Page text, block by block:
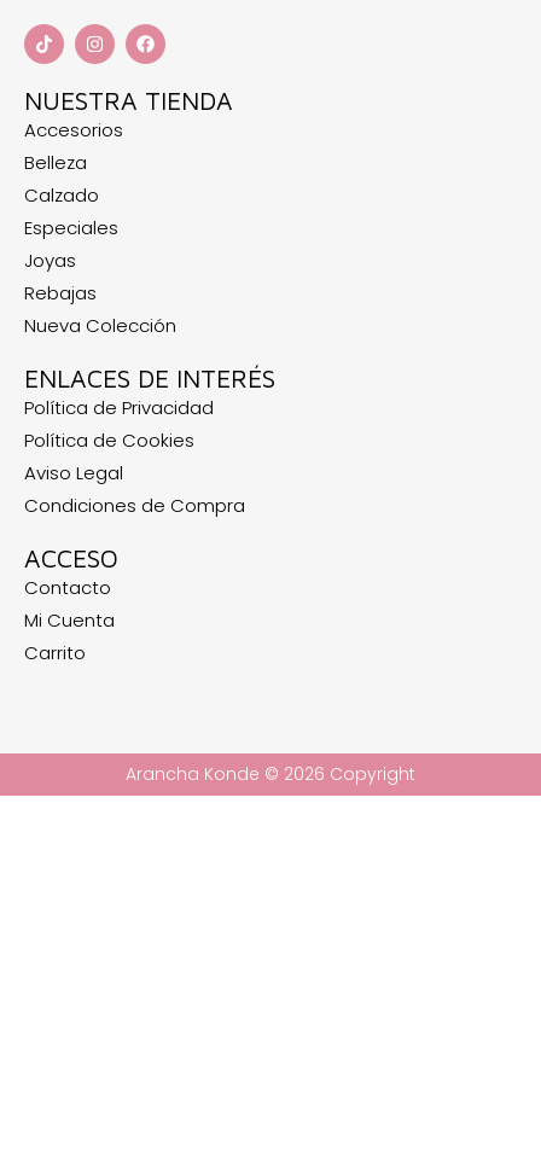
NUESTRA TIENDA
Accesorios
Belleza
Calzado
Especiales
Joyas
Rebajas
Nueva Colección
ENLACES DE INTERÉS
Política de Privacidad
Política de Cookies
Aviso Legal
Condiciones de Compra
ACCESO
Contacto
Mi Cuenta
Carrito
Arancha Konde © 2026 Copyright